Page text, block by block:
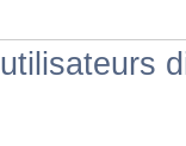
utilisateurs